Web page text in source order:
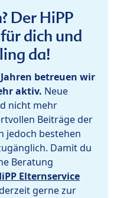
Der HiPP
dich und
da!
betreuen wir
aktiv. Neue
nicht mehr
Beiträge der
jedoch bestehen
Damit du
Beratung
Elternservice
gerne zur